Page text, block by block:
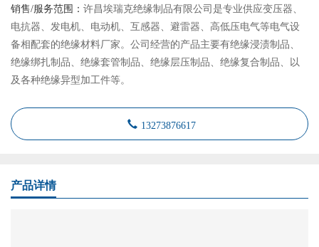
销售/服务范围： 许昌埃瑞克绝缘制品有限公司是专业供应变压器、
电抗器、发电机、电动机、互感器、避雷器、高低压电气等电气设
备相配套的绝缘材料厂家。公司经营的产品主要有绝缘浸渍制品、
绝缘绑扎制品、绝缘套管制品、绝缘层压制品、绝缘复合制品、以
及各种绝缘异型加工件等。
13273876617
产品详情